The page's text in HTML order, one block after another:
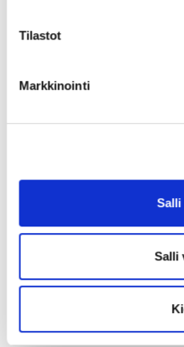
Tilastot
Markkinointi
Salli
Salli